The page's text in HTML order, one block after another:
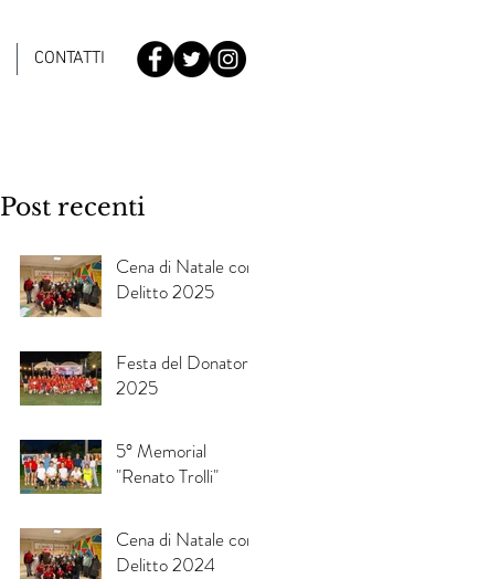
CONTATTI
Post recenti
Cena di Natale con
Delitto 2025
Festa del Donatore
2025
5° Memorial
"Renato Trolli"
Cena di Natale con
Delitto 2024